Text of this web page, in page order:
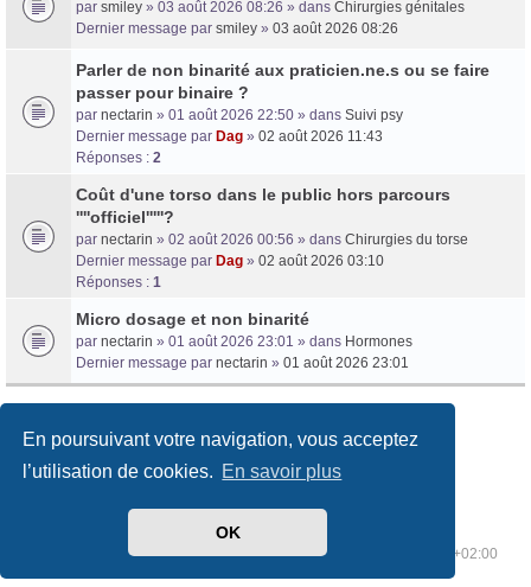
En poursuivant votre navigation, vous acceptez
l’utilisation de cookies. En savoir plus
OK
par smiley » 03 août 2026 08:26 » dans Chirurgies génitales
Dernier message par smiley » 03 août 2026 08:26
Parler de non binarité aux praticien.ne.s ou se faire
passer pour binaire ?
par nectarin » 01 août 2026 22:50 » dans Suivi psy
Dernier message par Dag » 02 août 2026 11:43
Réponses : 2
Coût d'une torso dans le public hors parcours
''''officiel'''''?
par nectarin » 02 août 2026 00:56 » dans Chirurgies du torse
Dernier message par Dag » 02 août 2026 03:10
Réponses : 1
Micro dosage et non binarité
par nectarin » 01 août 2026 23:01 » dans Hormones
Dernier message par nectarin » 01 août 2026 23:01
9 résultats trouvés • Page1sur1
Supprimer les cookies Heures au format UTC+02:00